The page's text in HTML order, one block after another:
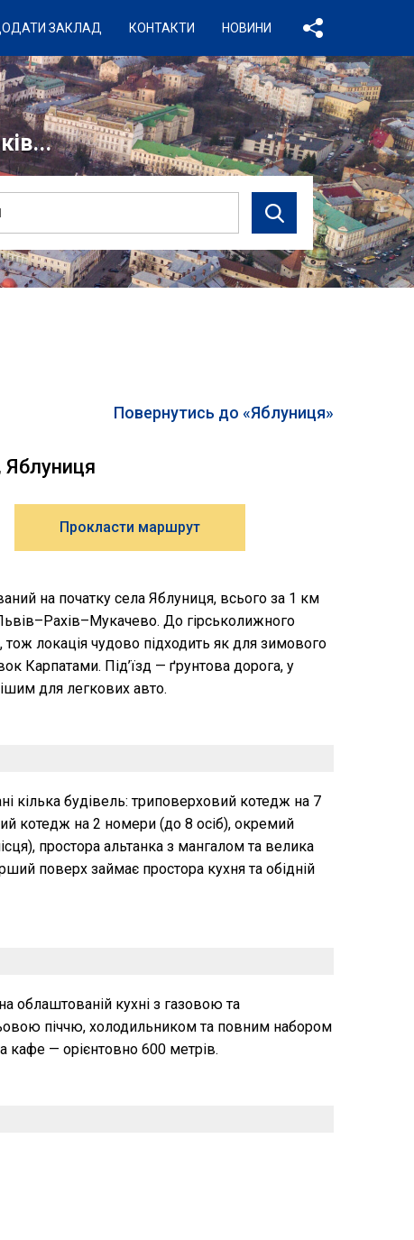
ЗАКЛАД КОНТАКТИ НОВИНИ
Повернутись до «Яблуниця»
Яблуниця
Прокласти маршрут
на початку села Яблуниця, всього за 1 км
До гірськолижного
локація чудово підходить як для зимового
Карпатами. Під’їзд — ґрунтова дорога, у
для легкових авто.
кілька будівель: триповерховий котедж на 7
котедж на 2 номери (до 8 осіб), окремий
простора альтанка з мангалом та велика
поверх займає простора кухня та обідній
облаштованій кухні з газовою та
піччю, холодильником та повним набором
кафе — орієнтовно 600 метрів.